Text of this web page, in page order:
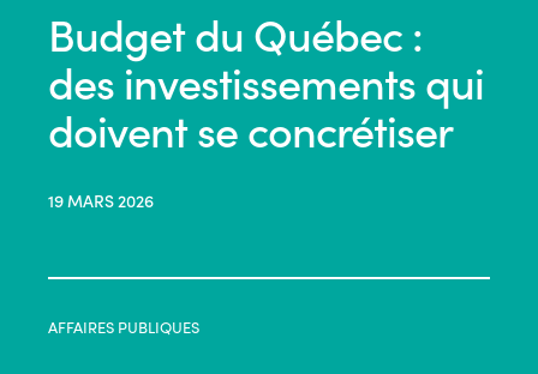
Budget du Québec :
des investissements qui
doivent se concrétiser
19 MARS 2026
AFFAIRES PUBLIQUES